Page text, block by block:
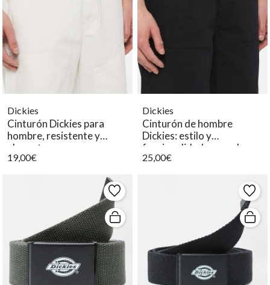
Dickies
Cinturón Dickies para
hombre, resistente y
elegante
19,00€
Dickies
Cinturón de hombre
Dickies: estilo y
funcionalidad en verde
oscuro
25,00€